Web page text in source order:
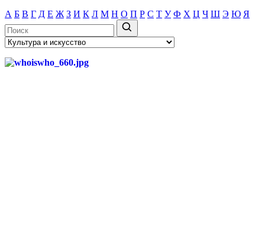
А Б В Г Д Е Ж З И К Л М Н О П Р С Т У Ф Х Ц Ч Ш Э Ю Я